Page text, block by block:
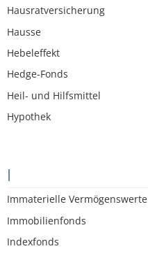
Hausratversicherung
Hausse
Hebeleffekt
Hedge-Fonds
Heil- und Hilfsmittel
Hypothek
I
Immaterielle Vermögenswerte
Immobilienfonds
Indexfonds